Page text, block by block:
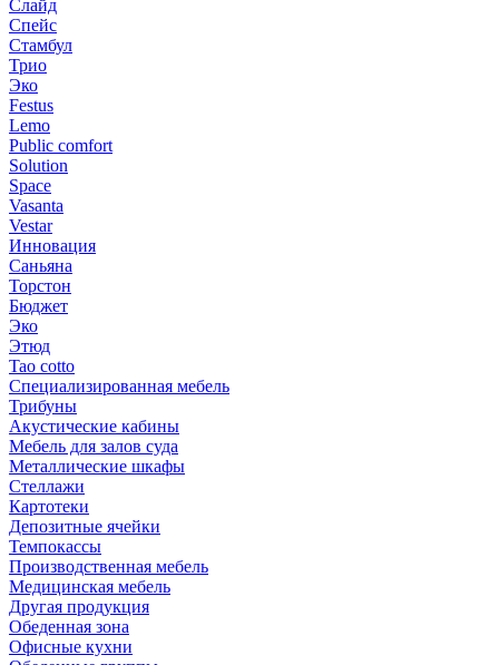
Слайд
Спейс
Стамбул
Трио
Эко
Festus
Lemo
Public comfort
Solution
Space
Vasanta
Vestar
Инновация
Саньяна
Торстон
Бюджет
Эко
Этюд
Tao cotto
Специализированная мебель
Трибуны
Акустические кабины
Мебель для залов суда
Металлические шкафы
Стеллажи
Картотеки
Депозитные ячейки
Темпокассы
Производственная мебель
Медицинская мебель
Другая продукция
Обеденная зона
Офисные кухни